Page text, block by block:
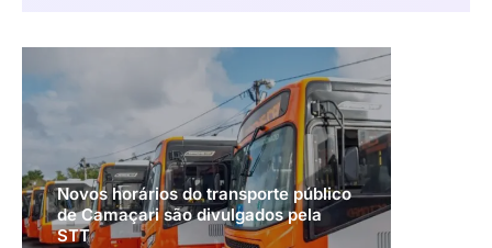
Novos horários do transporte público
de Camaçari são divulgados pela
STT